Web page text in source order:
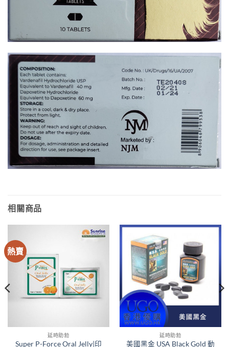
相關商品
熱賣
延時助勃
Super P-Force Oral Jelly|印
延時助勃
美國黑金 USA Black Gold 動